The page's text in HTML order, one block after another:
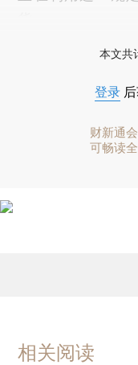
本文共
登录
财新通
可畅读
相关阅读